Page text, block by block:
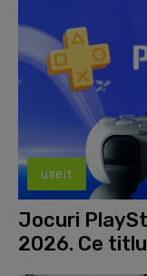
useit
Jocuri
2026. Ce